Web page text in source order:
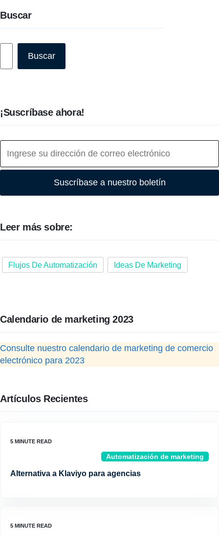
Buscar
Buscar
¡Suscríbase ahora!
Suscríbase a nuestro boletín
Leer más sobre:
Flujos De Automatización Ideas De Marketing
Calendario de marketing 2023
Consulte nuestro calendario de marketing de comercio
electrónico para 2023
Artículos Recientes
Automatización de marketing
Alternativa a Klaviyo para agencias